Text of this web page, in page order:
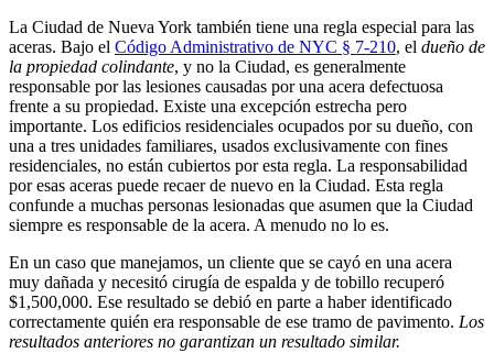
La Ciudad de Nueva York también tiene una regla especial para las
aceras. Bajo el Código Administrativo de NYC § 7-210, el dueño de
la propiedad colindante, y no la Ciudad, es generalmente
responsable por las lesiones causadas por una acera defectuosa
frente a su propiedad. Existe una excepción estrecha pero
importante. Los edificios residenciales ocupados por su dueño, con
una a tres unidades familiares, usados exclusivamente con fines
residenciales, no están cubiertos por esta regla. La responsabilidad
por esas aceras puede recaer de nuevo en la Ciudad. Esta regla
confunde a muchas personas lesionadas que asumen que la Ciudad
siempre es responsable de la acera. A menudo no lo es.
En un caso que manejamos, un cliente que se cayó en una acera
muy dañada y necesitó cirugía de espalda y de tobillo recuperó
$1,500,000. Ese resultado se debió en parte a haber identificado
correctamente quién era responsable de ese tramo de pavimento. Los
resultados anteriores no garantizan un resultado similar.